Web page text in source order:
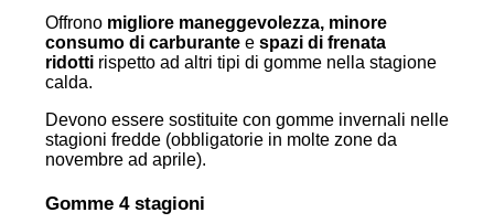
Offrono migliore maneggevolezza, minore
consumo di carburantee spazi di frenata
ridottirispetto ad altri tipi di gomme nella stagione
calda.
Devono essere sostituite con gomme invernali nelle
stagioni fredde (obbligatorie in molte zone da
novembre ad aprile).
Gomme 4 stagioni